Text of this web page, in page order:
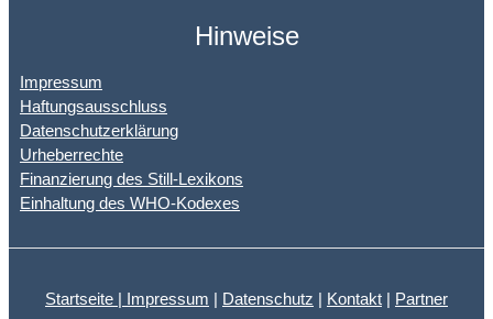
Hinweise
Impressum
Haftungsausschluss
Datenschutzerklärung
Urheberrechte
Finanzierung des Still-Lexikons
Einhaltung des WHO-Kodexes
Startseite | Impressum | Datenschutz | Kontakt | Partner